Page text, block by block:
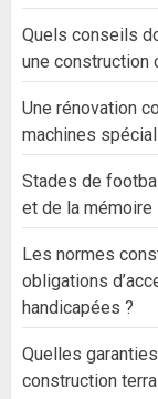
Quels conseils
une construction
Une rénovation
machines
Stades de
et de la mémoire
Les normes
obligations
handicapées ?
Quelles
construction